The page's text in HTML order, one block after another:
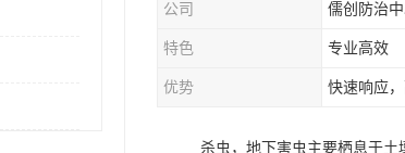
公司 儒创防治
特色 专业高效
优势 快速响应
杀虫，地下害虫主要栖息于